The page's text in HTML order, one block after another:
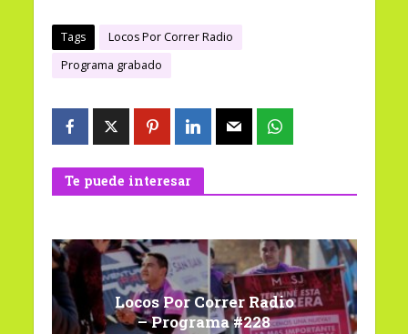
Tags
Locos Por Correr Radio
Programa grabado
Te puede interesar
Locos Por Correr Radio
– Programa #228